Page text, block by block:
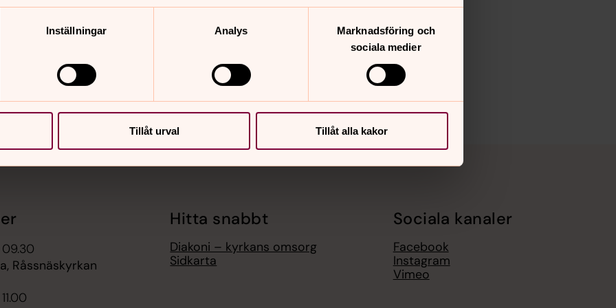
Inställningar Analys
Marknadsföring och
sociala medier
Tillåt urval Tillåt alla kakor
Råssnäskyrkan
Hitta snabbt
Diakoni – kyrkans omsorg
Sidkarta
Sociala kanaler
Facebook
Instagram
Vimeo